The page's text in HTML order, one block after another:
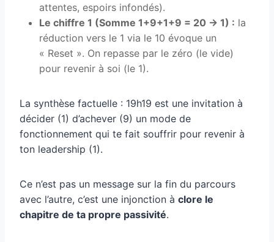
attentes, espoirs infondés).
Le chiffre 1 (Somme 1+9+1+9 = 20 → 1) : la
réduction vers le 1 via le 10 évoque un
« Reset ». On repasse par le zéro (le vide)
pour revenir à soi (le 1).
La synthèse factuelle : 19h19 est une invitation à
décider (1) d’achever (9) un mode de
fonctionnement qui te fait souffrir pour revenir à
ton leadership (1).
Ce n’est pas un message sur la fin du parcours
avec l’autre, c’est une injonction à clore le
chapitre de ta propre passivité.